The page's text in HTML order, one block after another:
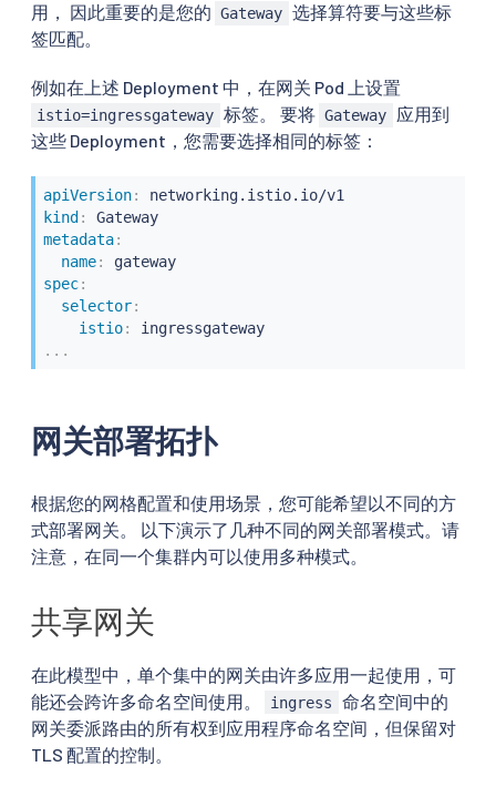
用， 因此重要的是您的 Gateway 选择算符要与这些标
签匹配。
例如在上述 Deployment 中，在网关 Pod 上设置
istio=ingressgateway 标签。 要将 Gateway
应用到
这些 Deployment，您需要选择相同的标签：
apiVersion:
kind :
Gateway
metadata:
name:
gateway
spec:
selector:
istio:
ingressgateway
...
网关部署拓扑
根据您的网格配置和使用场景，您可能希望以不同的方
式部署网关。 以下演示了几种不同的网关部署模式。请
注意，在同一个集群内可以使用多种模式。
共享网关
在此模型中，单个集中的网关由许多应用一起使用，可
能还会跨许多命名空间使用。
ingress
命名空间中的
网关委派路由的所有权到应用程序命名空间，但保留对
TLS 配置的控制。